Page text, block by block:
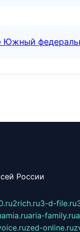
Южный
России
2rich.ru3-d-file.ru
aria-family.ru
zed-online.ru